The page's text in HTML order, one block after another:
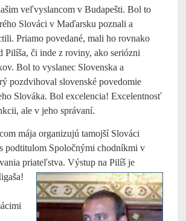
veľvyslancom v Budapešti. Bol to
Slováci v Maďarsku poznali a
Priamo povedané, mali ho rovnako
Pilíša, či inde z roviny, ako seriózni
Bol to vyslanec Slovenska a
pozdvihoval slovenské povedomie
Slováka. Bol excelencia! Excelentnosť
ale v jeho správaní.
mája organizujú tamojší Slováci
podtitulom Spoločnými chodníkmi v
priateľstva. Výstup na Pilíš je